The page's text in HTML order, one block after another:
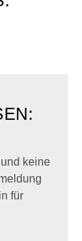
keine
für